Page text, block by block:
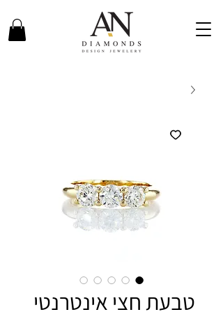
טבעת חצי אינטרנטי